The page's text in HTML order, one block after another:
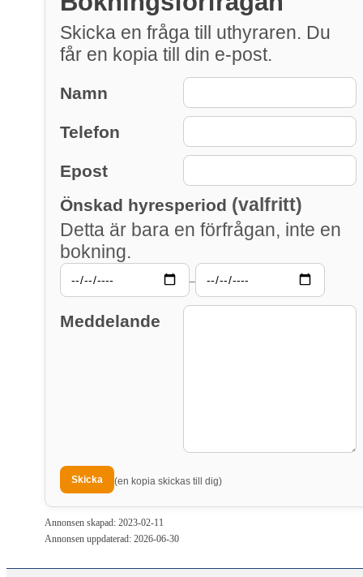
Skicka en fråga till uthyraren. Du
får en kopia till din e-post.
Namn
Telefon
Epost
Önskad hyresperiod (valfritt)
Detta är bara en förfrågan, inte en
bokning.
–
Meddelande
(en kopia skickas till dig)
Annonsen skapad: 2023-02-11
Annonsen uppdaterad: 2026-06-30